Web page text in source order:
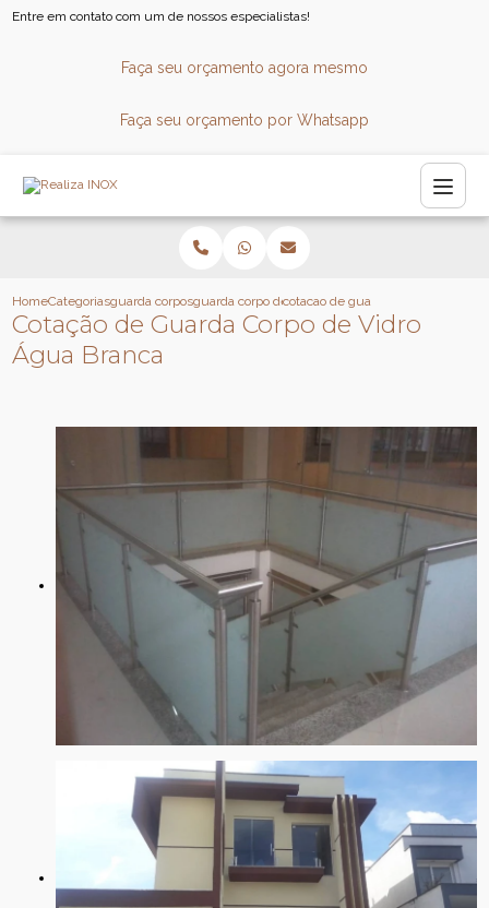
Entre em contato com um de nossos especialistas!
Faça seu orçamento agora mesmo
Faça seu orçamento por Whatsapp
HomeCategoriasguarda corposguarda corpo de aluminiocotacao de guarda corpo de vidro
Cotação de Guarda Corpo de Vidro
Água Branca